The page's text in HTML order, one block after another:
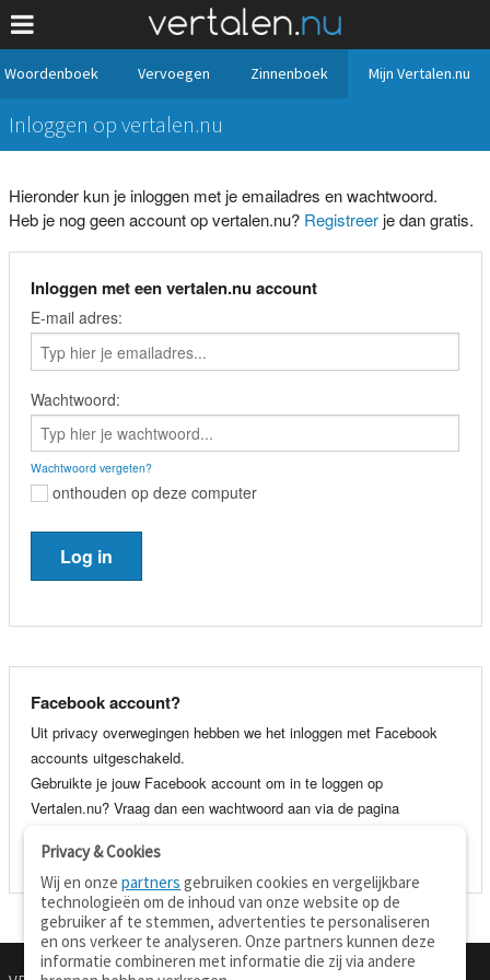
Woordenboek Vervoegen Zinnenboek Mijn Vertalen.nu
Inloggen op vertalen.nu
Hieronder kun je inloggen met je emailadres en wachtwoord.
Heb je nog geen account op vertalen.nu? Registreerje dan gratis.
Inloggen met een vertalen.nu account
E-mail adres:
Wachtwoord:
Wachtwoord vergeten?
onthouden op deze computer
Facebook account?
Uit privacy overwegingen hebben we het inloggen met Facebook
accounts uitgeschakeld.
Gebruikte je jouw Facebook account om in te loggen op
Vertalen.nu? Vraag dan een wachtwoord aan via de pagina
je e-mail adres en wachtwoord.
Privacy & Cookies
Wij en onzepartners gebruiken cookies en vergelijkbare
technologieën om de inhoud van onze website op de
gebruiker af te stemmen, advertenties te personaliseren
en ons verkeer te analyseren. Onze partners kunnen deze
informatie combineren met informatie die zij via andere